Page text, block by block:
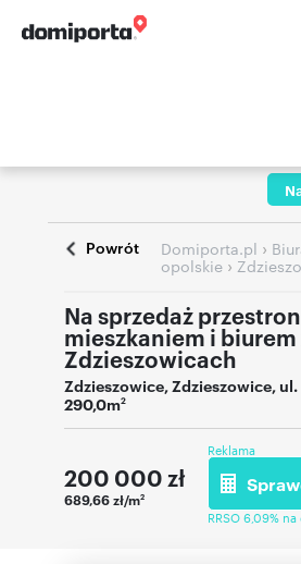
Powrót Domiporta.pl ›
opolskie ›
Na sprzedaż
mieszkaniem i biurem
Zdzieszowicach
Zdzieszowice,Zdzieszowice, ul.
290,0m2
200 000 zł
689,66 zł/m2
Reklama
RRSO 6,09%